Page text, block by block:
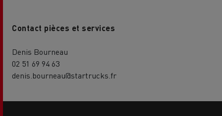
Contact pièces et services
Denis Bourneau
02 51 69 94 63
denis.bourneau@startrucks.fr